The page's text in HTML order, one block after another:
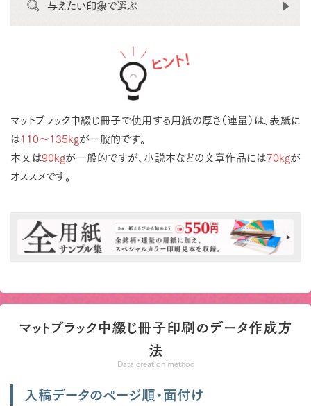
与えたい印象で選ぶ
マットブラック中綴じ冊子で使用する用紙の厚さ（連量）は、表紙に
は 110～135kgが一般的です。
本文は90kgが一般的ですが、小説本などの文章作品には 70kgが
オススメです。
マットブラック中綴じ冊子印刷のデータ作成方
法
Data creation method
入稿データのページ順・面付け